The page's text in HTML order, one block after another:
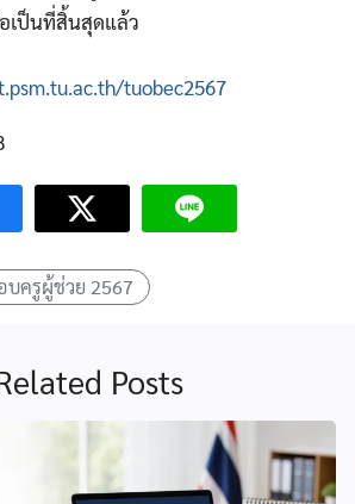
เป็นที่สิ้นสุดแล้ว
tuobec2567
บครูผู้ช่วย 2567
Posts